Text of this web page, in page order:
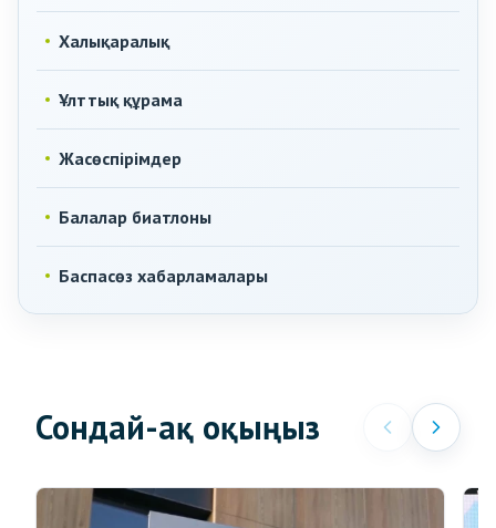
Халықаралық
Ұлттық құрама
Жасөспірімдер
Балалар биатлоны
Баспасөз хабарламалары
Сондай-ақ оқыңыз